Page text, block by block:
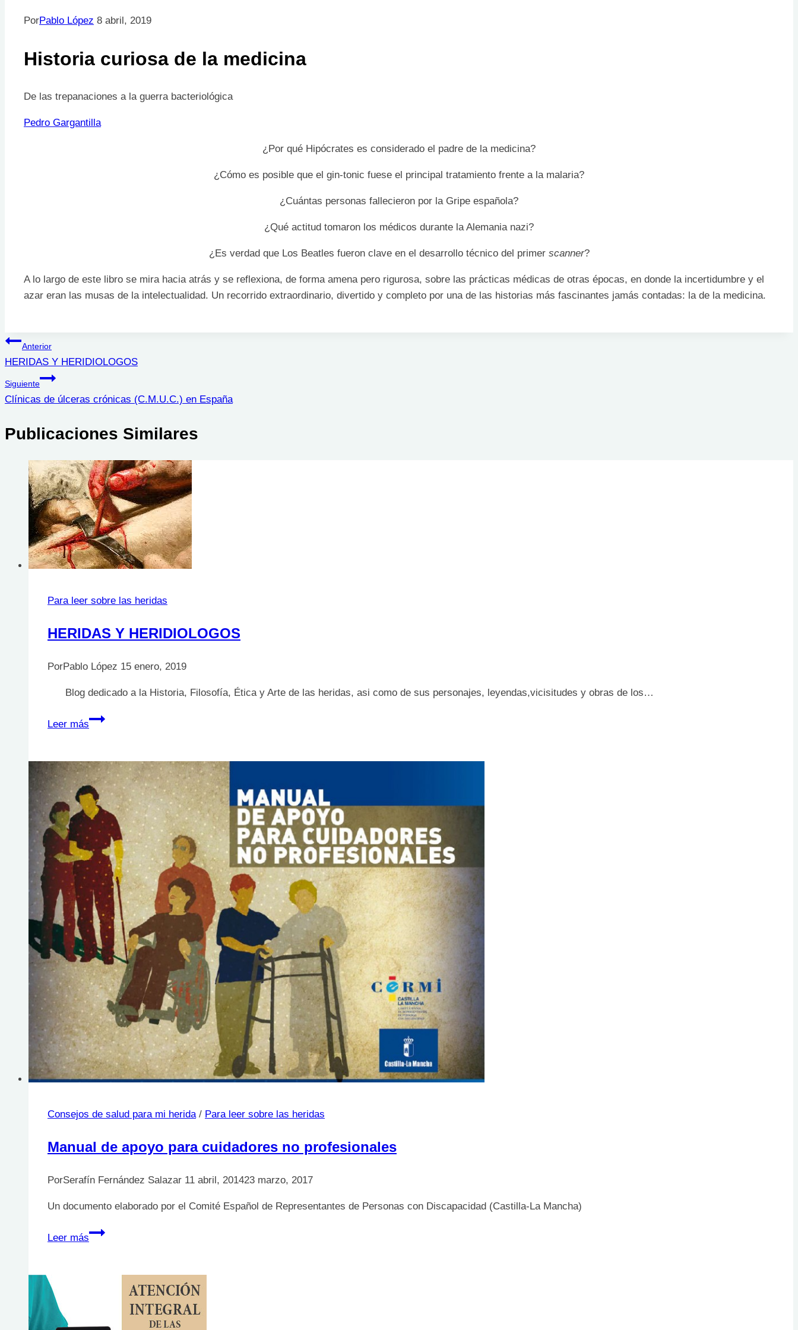
PorPablo López 8 abril, 2019
Historia curiosa de la medicina
De las trepanaciones a la guerra bacteriológica
Pedro Gargantilla
¿Por qué Hipócrates es considerado el padre de la medicina?
¿Cómo es posible que el gin-tonic fuese el principal tratamiento frente a la malaria?
¿Cuántas personas fallecieron por la Gripe española?
¿Qué actitud tomaron los médicos durante la Alemania nazi?
¿Es verdad que Los Beatles fueron clave en el desarrollo técnico del primer scanner?
A lo largo de este libro se mira hacia atrás y se reflexiona, de forma amena pero rigurosa, sobre las prácticas médicas de otras épocas, en donde la incertidumbre y el
azar eran las musas de la intelectualidad. Un recorrido extraordinario, divertido y completo por una de las historias más fascinantes jamás contadas: la de la medicina.
Navegación
de
entradas
Anterior
HERIDAS Y HERIDIOLOGOS
Siguiente
Clínicas de úlceras crónicas (C.M.U.C.) en España
Publicaciones Similares
Para leer sobre las heridas
HERIDAS Y HERIDIOLOGOS
PorPablo López 15 enero, 2019
Blog dedicado a la Historia, Filosofía, Ética y Arte de las heridas, asi como de sus personajes, leyendas,vicisitudes y obras de los…
Leer más
HERIDAS
Consejos de salud para mi herida/ Para leer sobre las heridas
Manual de apoyo para cuidadores no profesionales
PorSerafín Fernández Salazar 11 abril, 201423 marzo, 2017
Un documento elaborado por el Comité Español de Representantes de Personas con Discapacidad (Castilla-La Mancha)
Leer más
Manual
cuidadores